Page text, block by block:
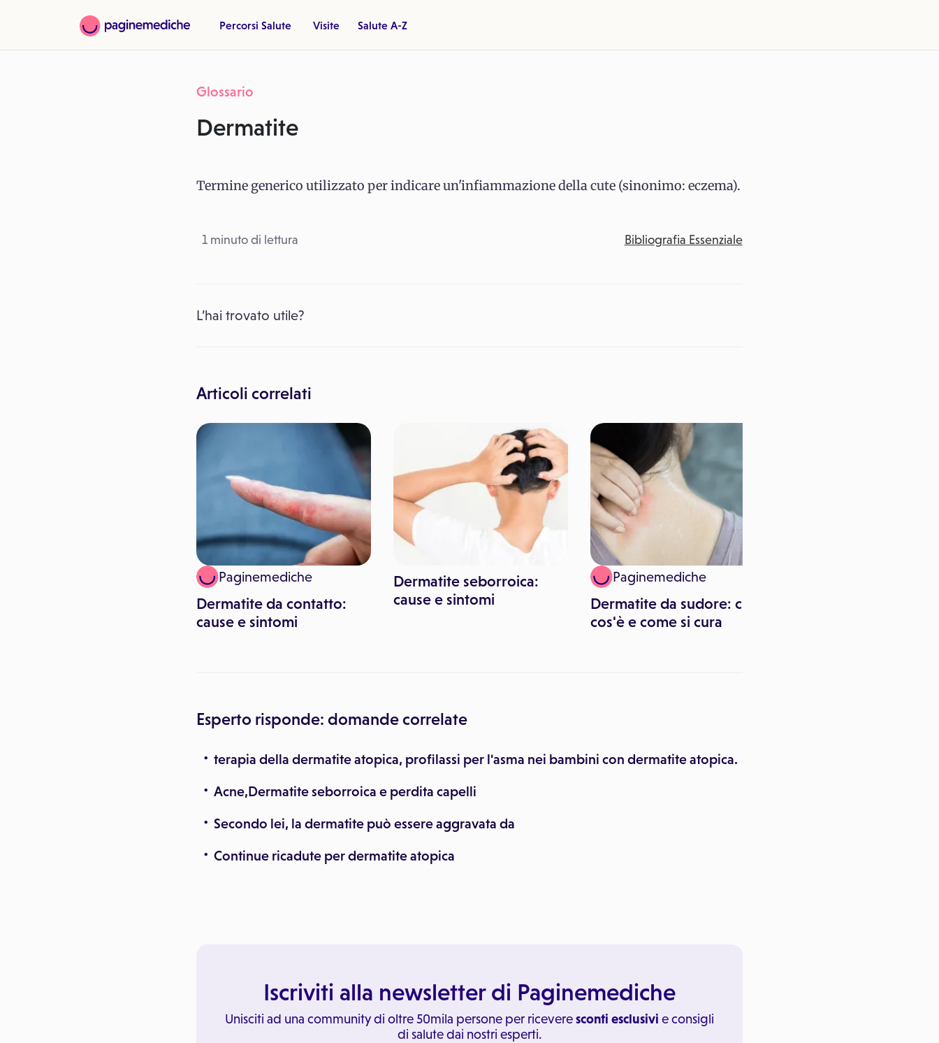
Percorsi Salute Visite Salute A-Z
Glossario
Dermatite
Termine generico utilizzato per indicare un'infiammazione della cute (sinonimo: eczema).
1 minuto di lettura Bibliografia Essenziale
L’hai trovato utile?
Articoli correlati
Paginemediche
Dermatite da contatto:
cause e sintomi
Dermatite seborroica:
cause e sintomi
Paginemediche
Dermatite da sudore: che
cos'è e come si cura
Esperto risponde: domande correlate
terapia della dermatite atopica, profilassi per l'asma nei bambini con dermatite atopica.
Acne,Dermatite seborroica e perdita capelli
Secondo lei, la dermatite può essere aggravata da
Continue ricadute per dermatite atopica
Iscriviti alla newsletter di Paginemediche
Unisciti ad una community di oltre 50mila persone per riceveresconti esclusivi e consigli
di salute dai nostri esperti.